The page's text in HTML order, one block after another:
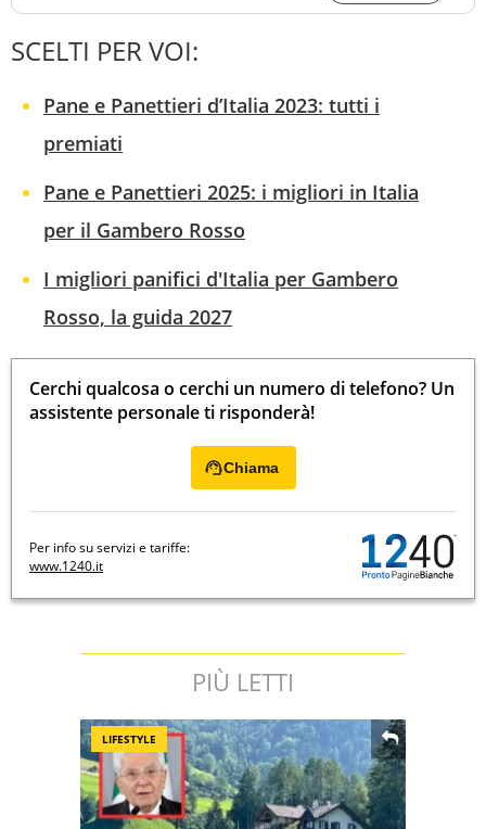
SCELTI PER VOI:
Pane e Panettieri d’Italia 2023: tutti i
premiati
Pane e Panettieri 2025: i migliori in Italia
per il Gambero Rosso
I migliori panifici d'Italia per Gambero
Rosso, la guida 2027
Cerchi qualcosa o cerchi un numero di telefono? Un
assistente personale ti risponderà!
Chiama
Per info su servizi e tariffe:
www.1240.it
PIÙ LETTI
LIFESTYLE